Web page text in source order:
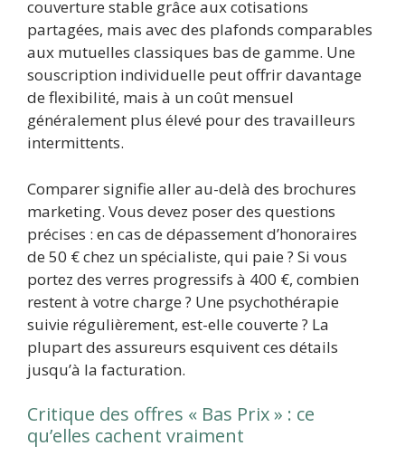
couverture stable grâce aux cotisations
partagées, mais avec des plafonds comparables
aux mutuelles classiques bas de gamme. Une
souscription individuelle peut offrir davantage
de flexibilité, mais à un coût mensuel
généralement plus élevé pour des travailleurs
intermittents.
Comparer signifie aller au-delà des brochures
marketing. Vous devez poser des questions
précises : en cas de dépassement d’honoraires
de 50 € chez un spécialiste, qui paie ? Si vous
portez des verres progressifs à 400 €, combien
restent à votre charge ? Une psychothérapie
suivie régulièrement, est-elle couverte ? La
plupart des assureurs esquivent ces détails
jusqu’à la facturation.
Critique des offres « Bas Prix » : ce
qu’elles cachent vraiment